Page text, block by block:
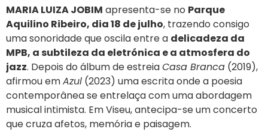
MARIA LUIZA JOBIM apresenta-se no Parque
Aquilino Ribeiro, dia 18 de julho, trazendo consigo
uma sonoridade que oscila entre a delicadeza da
MPB, a subtileza da eletrónica e a atmosfera do
jazz. Depois do álbum de estreiaCasa Branca (2019),
afirmou emAzul (2023) uma escrita onde a poesia
contemporânea se entrelaça com uma abordagem
musical intimista. Em Viseu, antecipa-se um concerto
que cruza afetos, memória e paisagem.